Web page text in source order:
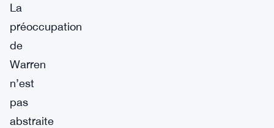
La
préoccupation
de
Warren
n’est
pas
abstraite